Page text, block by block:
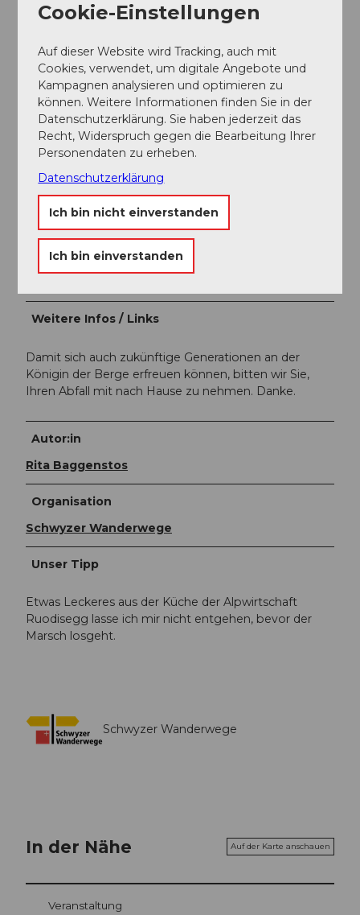
befinden sich die gebührenpflichtigen Parkplätze.
An der Talstation der Luftseilbahn Küssnacht-
Seebodenalp stehen Ihnen gebührenpflichtige
Parkplätze zur Verfügung.
Wir empfehlen jedoch ÖV statt Auto: Zurücklehnen,
Geniessen und erst noch etwas Gutes für die Umwelt
tun.
Öffentliche Verkehrsmittel
Mit Bahn und Bus erreichbar.
Bei hoher Gästefrequenz wird durchgehend
gefahren.Zum Fahrplan
Weitere Infos / Links
Damit sich auch zukünftige Generationen an der
Königin der Berge erfreuen können, bitten wir Sie,
Ihren Abfall mit nach Hause zu nehmen. Danke.
Autor:in
Rita Baggenstos
Organisation
Schwyzer Wanderwege
Unser Tipp
Etwas Leckeres aus der Küche der Alpwirtschaft
Ruodisegg lasse ich mir nicht entgehen, bevor der
Marsch losgeht.
Schwyzer Wanderwege
In der Nähe Auf der Karte anschauen
Veranstaltung
Cookie-Einstellungen
Auf dieser Website wird Tracking, auch mit
Cookies, verwendet, um digitale Angebote und
Kampagnen analysieren und optimieren zu
können. Weitere Informationen finden Sie in der
Datenschutzerklärung. Sie haben jederzeit das
Recht, Widerspruch gegen die Bearbeitung Ihrer
Personendaten zu erheben.
Datenschutzerklärung
Ich bin nicht einverstanden
Ich bin einverstanden